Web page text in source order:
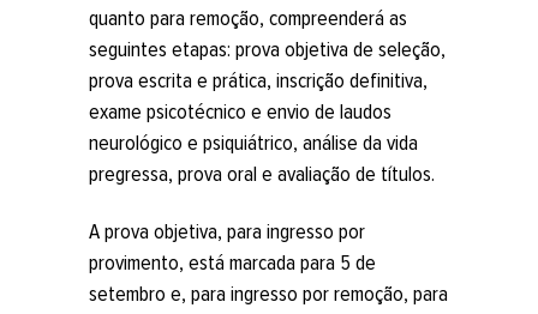
quanto para remoção, compreenderá as
seguintes etapas: prova objetiva de seleção,
prova escrita e prática, inscrição definitiva,
exame psicotécnico e envio de laudos
neurológico e psiquiátrico, análise da vida
pregressa, prova oral e avaliação de títulos.
A prova objetiva, para ingresso por
provimento, está marcada para 5 de
setembro e, para ingresso por remoção, para